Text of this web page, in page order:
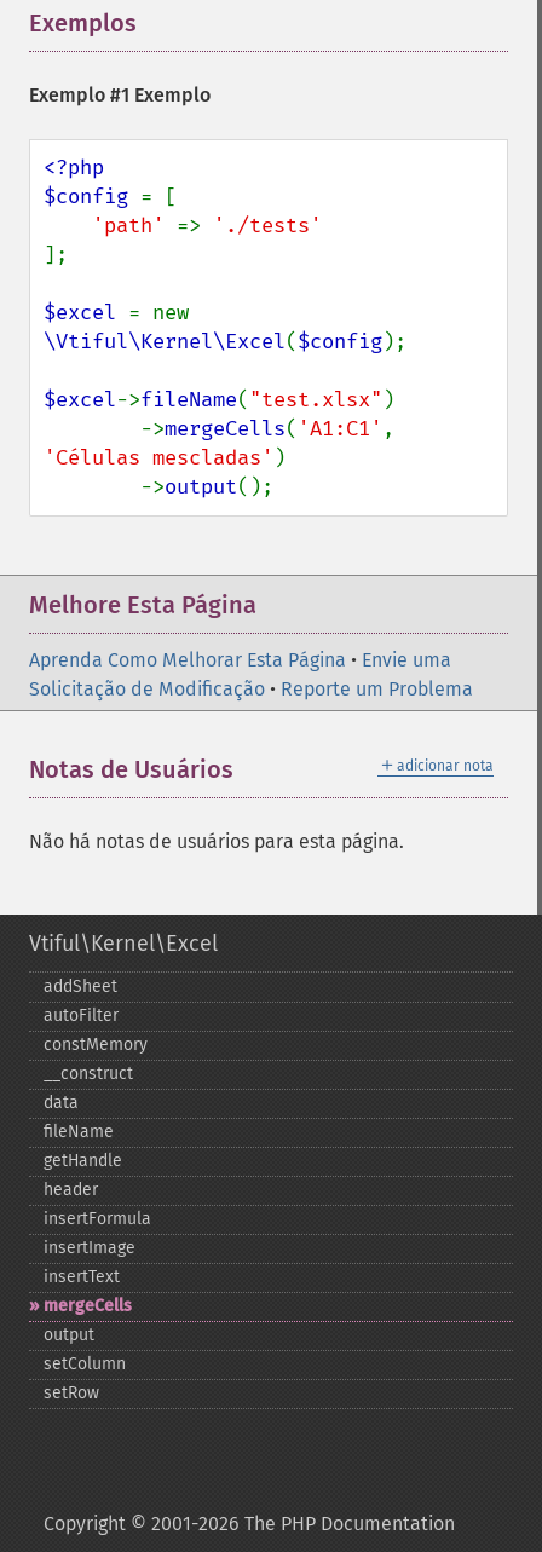
Exemplos
Exemplo #1 Exemplo
<?php
$config = [
'path' =>
];
$excel
\Vtiful\Kernel\Excel($config);
$excel->fileName( "test.xlsx" )
        ->
mergeCells( 'A1:C1'
'Células mescladas' )
        ->
output();
Melhore Esta Página
Aprenda Como Melhorar Esta Página • Envie uma
Solicitação de Modificação • Reporte um Problema
＋ adicionar nota
Notas de Usuários
Não há notas de usuários para esta página.
Vtiful\Kernel\Excel
addSheet
autoFilter
constMemory
_​_​construct
data
fileName
getHandle
header
insertFormula
insertImage
insertText
mergeCells
output
setColumn
setRow
Copyright © 2001-2026 The PHP Documentation